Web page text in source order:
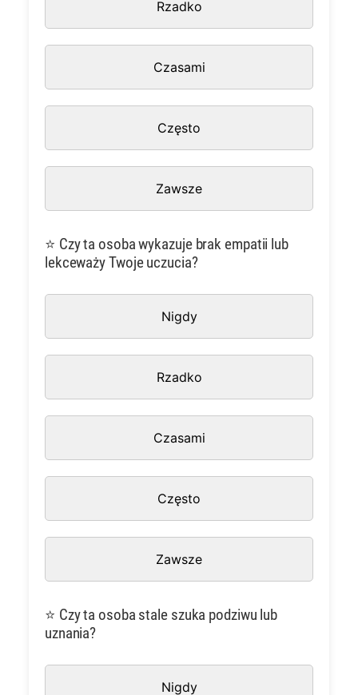
Rzadko
Czasami
Często
Zawsze
⭐ Czy ta osoba wykazuje brak empatii lub
lekceważy Twoje uczucia?
Nigdy
Rzadko
Czasami
Często
Zawsze
⭐ Czy ta osoba stale szuka podziwu lub
uznania?
Nigdy